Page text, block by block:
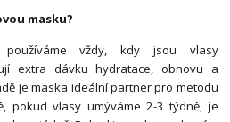
masku?
používáme vždy, kdy jsou vlasy
extra dávku hydratace, obnovu a
je maska ideální partner pro metodu
pokud vlasy umýváme 2-3 týdně, je